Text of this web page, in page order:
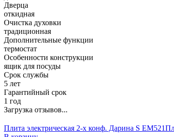
Дверца
откидная
Очистка духовки
традиционная
Дополнительные функции
термостат
Особенности конструкции
ящик для посуды
Срок службы
5 лет
Гарантийный срок
1 год
Загрузка отзывов...
Плита электрическая 2-х конф. Дарина S EM521